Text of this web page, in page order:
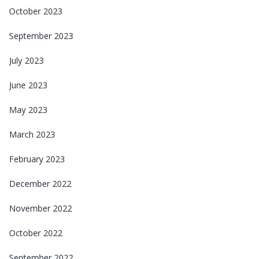
October 2023
September 2023
July 2023
June 2023
May 2023
March 2023
February 2023
December 2022
November 2022
October 2022